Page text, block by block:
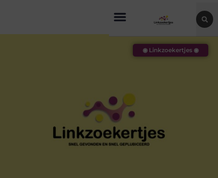
◉ Linkzoekertjes ◉